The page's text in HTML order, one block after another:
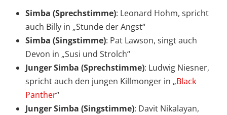
Simba (Sprechstimme): Leonard Hohm, spricht
auch Billy in „Stunde der Angst“
Simba (Singstimme): Pat Lawson, singt auch
Devon in „Susi und Strolch“
Junger Simba (Sprechstimme): Ludwig Niesner,
spricht auch den jungen Killmonger in „Black
Panther“
Junger Simba (Singstimme): Davit Nikalayan,